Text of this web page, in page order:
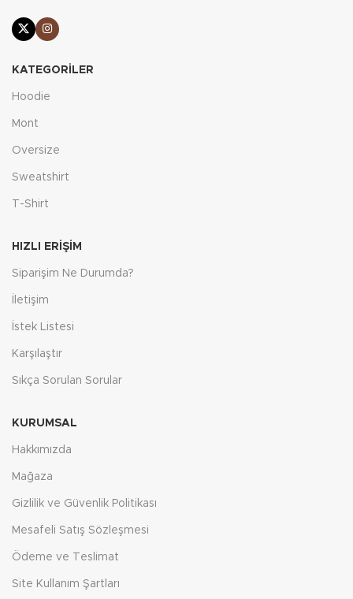
KATEGORILER
Hoodie
Mont
Oversize
Sweatshirt
T-Shirt
HIZLI ERIŞIM
Siparişim Ne Durumda?
İletişim
İstek Listesi
Karşılaştır
Sıkça Sorulan Sorular
KURUMSAL
Hakkımızda
Mağaza
Gizlilik ve Güvenlik Politikası
Mesafeli Satış Sözleşmesi
Ödeme ve Teslimat
Site Kullanım Şartları